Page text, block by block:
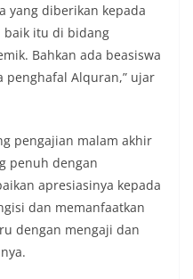
yang diberikan kepada
baik itu di bidang
Bahkan ada beasiswa
penghafal Alquran,” ujar
pengajian malam akhir
penuh dengan
apresiasinya kepada
dan memanfaatkan
dengan mengaji dan